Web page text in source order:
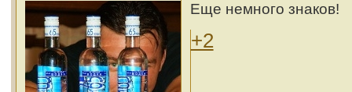
Еще немного знаков!
+2